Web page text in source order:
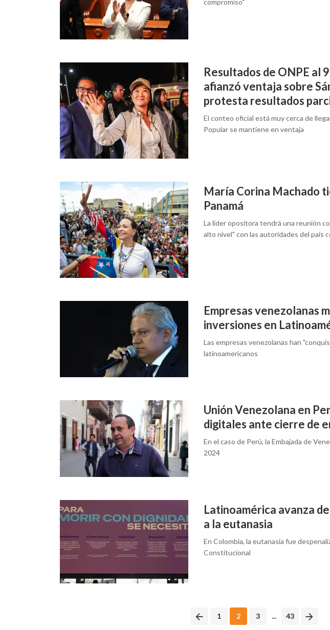
compromiso"
Resultados de ONPE al
afianzó ventaja sobre
protesta resultados
El conteo oficial está muy cerca de
Popular se mantiene en ventaja
María Corina Machado
Panamá
La líder opositora tendrá una reunión
alto nivel" con las autoridades del país
Empresas venezolanas
inversiones en
Las empresas venezolanas han
latinoamericanos
Unión Venezolana en
digitales ante cierre de
En el caso de Perú, la Embajada de
2024
Latinoamérica avanza
a la eutanasia
En Colombia, la eutanasia fue
Constitucional
1 2 3 ... 43